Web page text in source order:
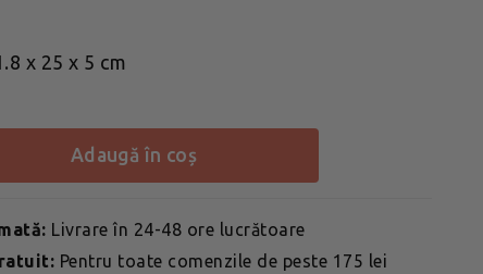
x 25 x 5 cm
adaugă în coș
Livrare în 24-48 ore lucrătoare
Pentru toate comenzile de peste 175 lei